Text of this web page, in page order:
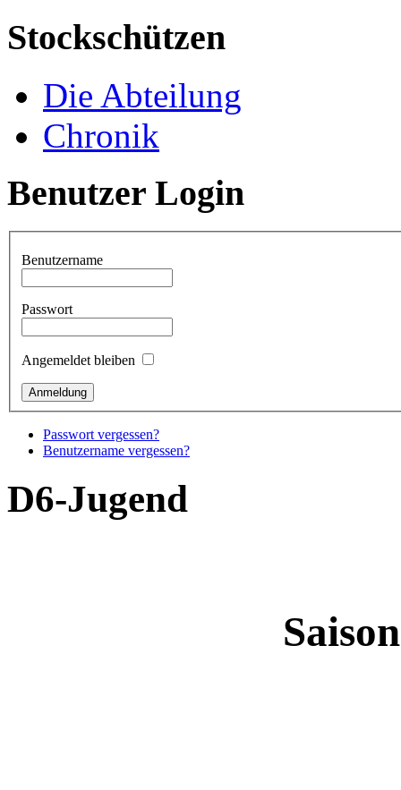
Stockschützen
Die Abteilung
Chronik
Benutzer Login
Benutzername
Passwort
Angemeldet bleiben
Passwort vergessen?
Benutzername vergessen?
D6-Jugend